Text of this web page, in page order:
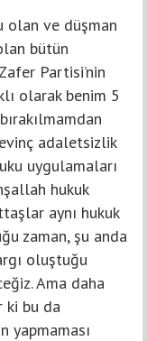
olan ve düşman
bütün
Partisi’nin
olarak benim 5
adaletsizlik
uygulamaları
hukuk
aynı hukuk
zaman, şu anda
oluştuğu
Ama daha
ki bu da
yapmaması